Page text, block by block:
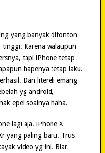
yang banyak ditonton
Karena walaupun
tapi iPhone tetap
hapenya tetap laku.
Dan litereli emang
yg android,
epel soalnya haha.
lagi aja. iPhone X
yang paling baru. Trus
video yg ini. Biar